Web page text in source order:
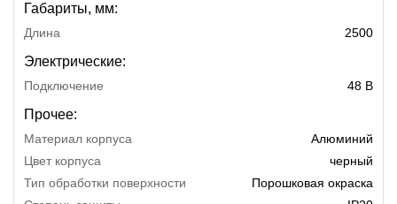
Габариты, мм:
Длина 2500
Электрические:
Подключение 48 В
Прочее:
Материал корпуса
Алюминий
Цвет корпуса
черный
Тип обработки поверхности
Порошковая окраска